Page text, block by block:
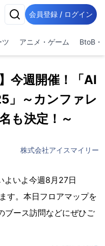
会員登録 / ログイン
ツ アニメ・ゲーム BtoB・
今週開催！「AI
」～カンファレ
も決定！～
株式会社アイスマイリー
よいよ今週8月27日
す。本日フロアマップを
ブース訪問などにぜひご